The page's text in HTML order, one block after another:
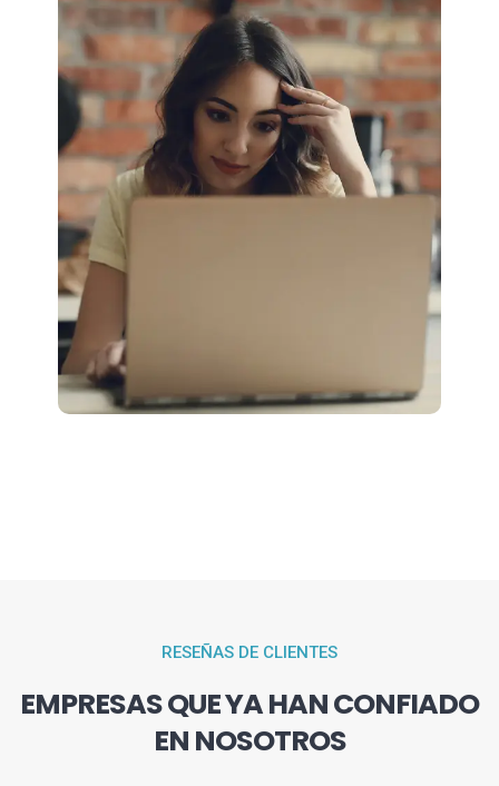
RESEÑAS DE CLIENTES
EMPRESAS QUE YA HAN CONFIADO
EN NOSOTROS